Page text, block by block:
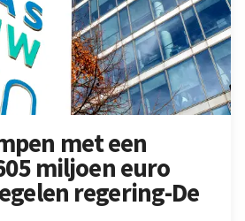
met een
miljoen euro
regering-De